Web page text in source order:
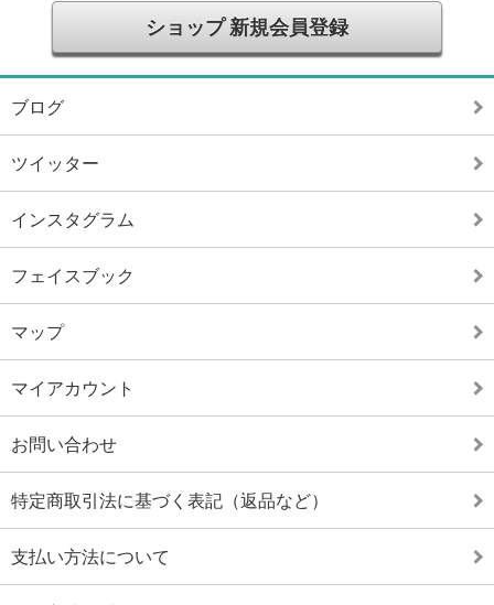
ショップ 新規会員登録
ブログ
ツイッター
インスタグラム
フェイスブック
マップ
マイアカウント
お問い合わせ
特定商取引法に基づく表記（返品など）
支払い方法について